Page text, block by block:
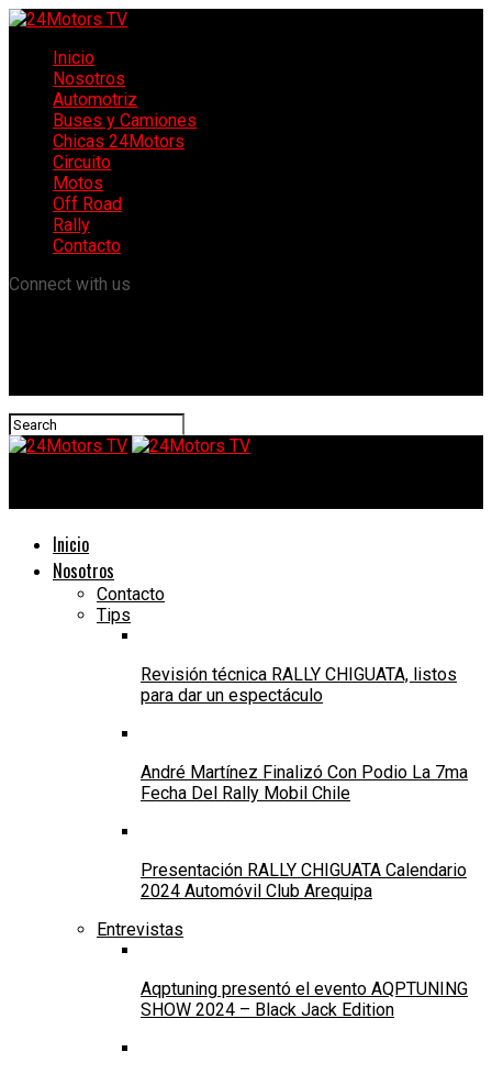
Inicio
Nosotros
Automotriz
Buses y Camiones
Chicas 24Motors
Circuito
Motos
Off Road
Rally
Contacto
Connect with us
Inicio
Nosotros
Contacto
Tips
Revisión técnica RALLY CHIGUATA, listos
para dar un espectáculo
André Martínez Finalizó Con Podio La 7ma
Fecha Del Rally Mobil Chile
Presentación RALLY CHIGUATA Calendario
2024 Automóvil Club Arequipa
Entrevistas
Aqptuning presentó el evento AQPTUNING
SHOW 2024 – Black Jack Edition